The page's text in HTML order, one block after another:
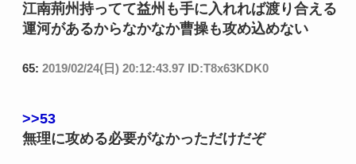
江南荊州持ってて益州も手に入れれば渡り合える
運河があるからなかなか曹操も攻め込めない
65: 2019/02/24(日) 20:12:43.97 ID:T8x63KDK0
>>53
無理に攻める必要がなかっただけだぞ